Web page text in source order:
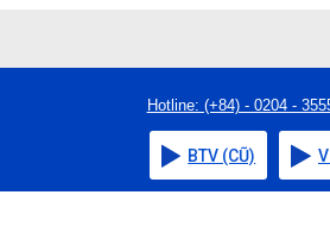
Hotline: (+84) - 0204 -
BTV (CŨ)